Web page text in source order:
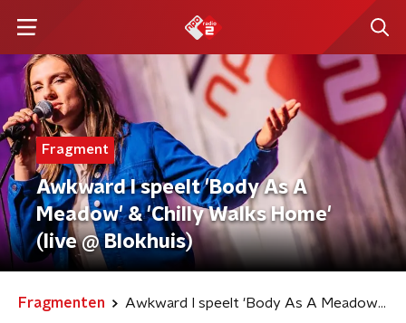
Fragment
Awkward I speelt 'Body As A
Meadow' & 'Chilly Walks Home'
(live @ Blokhuis)
Fragmenten Awkward I speelt 'Body As A Meadow' & 'Chilly Walks Home' (live @ Blokhuis)